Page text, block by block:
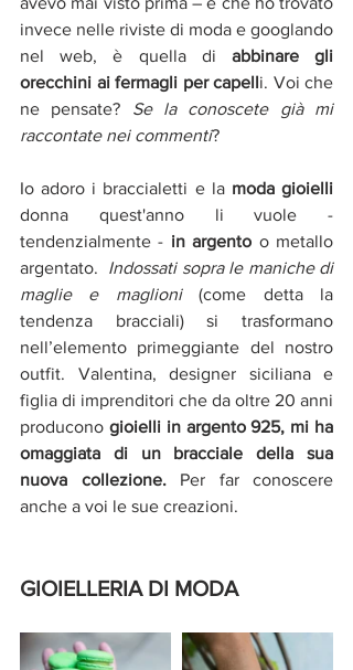
invece nelle riviste di moda e googlando
nel web, è quella di abbinare gli
orecchini ai fermagli per capelli. Voi che
ne pensate? Se la conoscete già mi
raccontate nei commenti?
Io adoro i braccialetti e la
donna quest'anno li vuole -
tendenzialmente - in argento o metallo
argentato. Indossati sopra le maniche di
maglie e maglioni (come detta la
tendenza bracciali) si trasformano
nell’elemento primeggiante del nostro
outfit. Valentina, designer siciliana e
figlia di imprenditori che da oltre 20 anni
producono gioielli in argento 925, mi ha
omaggiata di un bracciale della sua
nuova collezione. Per far conoscere
anche a voi le sue creazioni.
GIOIELLERIA DI MODA